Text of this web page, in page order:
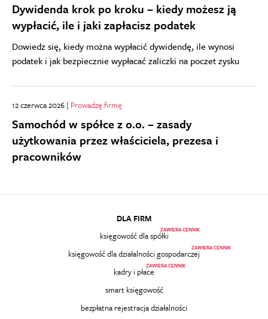
Dywidenda krok po kroku – kiedy możesz ją
wypłacić, ile i jaki zapłacisz podatek
Dowiedz się, kiedy można wypłacić dywidendę, ile wynosi
podatek i jak bezpiecznie wypłacać zaliczki na poczet zysku
12 czerwca 2026 | Prowadzę firmę
Samochód w spółce z o.o. – zasady
użytkowania przez właściciela, prezesa i
pracowników
DLA FIRM
księgowość dla spółki
ZAWIERA CENNIK
księgowość dla działalności gospodarczej
ZAWIERA CENNIK
kadry i płace
ZAWIERA CENNIK
smart księgowość
bezpłatna rejestracja działalności